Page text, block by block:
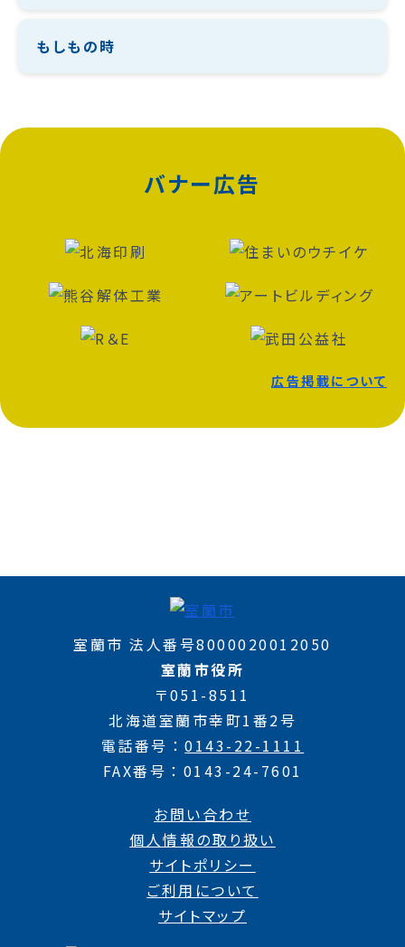
もしもの時
バナー広告
広告掲載について
室蘭市 法人番号8000020012050
室蘭市役所
〒051-8511
北海道室蘭市幸町1番2号
電話番号
0143-22-1111
FAX番号
0143-24-7601
お問い合わせ
個人情報の取り扱い
サイトポリシー
ご利用について
サイトマップ